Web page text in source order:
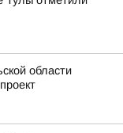
области